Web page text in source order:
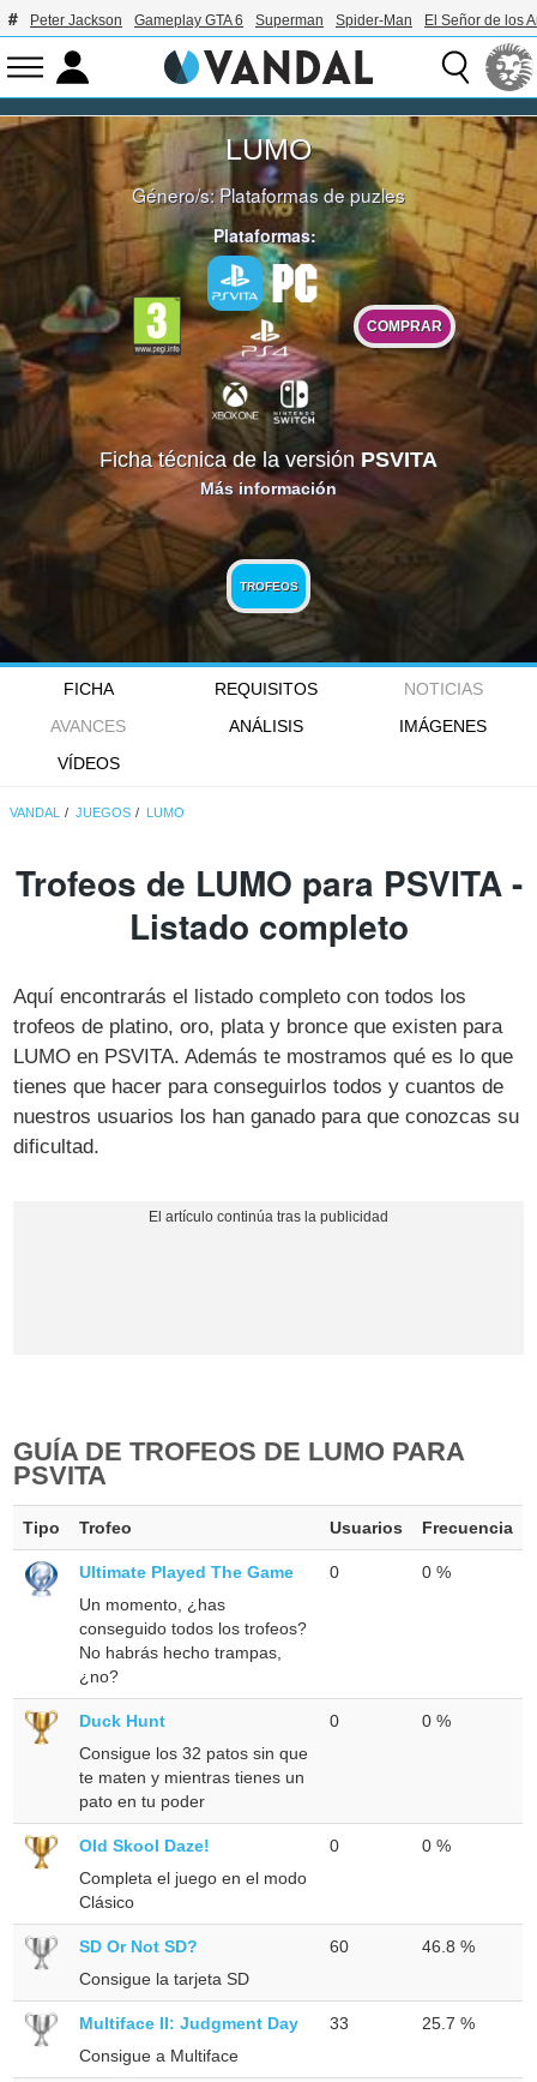
Peter Jackson Gameplay GTA 6 Superman Spider-Man El Señor de los
LUMO
Género/s:Plataformas de puzles
Plataformas:
COMPRAR
Ficha técnica de la versión PSVITA
Más información
TROFEOS
FICHA REQUISITOS
NOTICIAS
AVANCES
ANÁLISIS
IMÁGENES
VÍDEOS
VANDAL JUEGOS LUMO
Trofeos de LUMO para PSVITA -
Listado completo
Aquí encontrarás el listado completo con todos los
trofeos de platino, oro, plata y bronce que existen para
LUMO en PSVITA. Además te mostramos qué es lo que
tienes que hacer para conseguirlos todos y cuantos de
nuestros usuarios los han ganado para que conozcas su
dificultad.
GUÍA DE TROFEOS DE LUMO PARA
PSVITA
Tipo Trofeo Usuarios Frecuencia
Ultimate Played The Game
Un momento, ¿has
conseguido todos los trofeos?
No habrás hecho trampas,
¿no?
0 0 %
Duck Hunt
Consigue los 32 patos sin que
te maten y mientras tienes un
pato en tu poder
0 0 %
Old Skool Daze!
Completa el juego en el modo
Clásico
0 0 %
SD Or Not SD?
Consigue la tarjeta SD
60 46.8 %
Multiface II: Judgment Day
Consigue a Multiface
33 25.7 %